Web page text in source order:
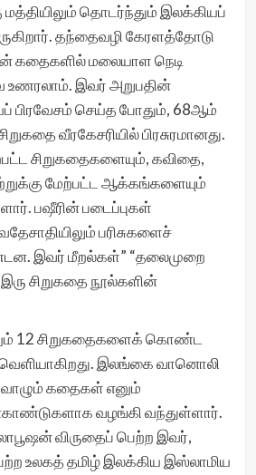
தொடர்ந்தும் இலக்கியப்
தந்தைவழி கேரளத்தோடு
கதைகளில் மலையாள நெடி
உணரலாம். இவர் அறுபதின்
பிரவேசம் செய்த போதும், 68ஆம்
வீரகேசரியில் பிரசுரமானது.
சிறுகதைகளையும், கவிதை,
மேற்பட்ட ஆக்கங்களையும்
பஷீரின் படைப்புகள்
பரிசுகளைச்
இவர் மீறல்கள்” “தலைமுறை
சிறுகதை நூல்களின்
12 சிறுகதைகளைக் கொண்ட
இலங்கை வானொலி
கதைகள் எனும்
வழங்கி வந்துள்ளார்.
விருதைப் பெற்ற இவர்,
உலகத் தமிழ் இலக்கிய இஸ்லாமிய